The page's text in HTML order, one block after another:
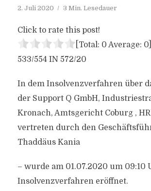
2. Juli 2020 3 Min. Lesedauer
Click to rate this post!
[Total: 0 Average: 0]
533/554 IN 572/20
In dem Insolvenzverfahren über
der Support Q GmbH,
Kronach, Amtsgericht Coburg ,
vertreten durch den
Thaddäus Kania
– wurde am 01.07.2020 um 09:10
Insolvenzverfahren eröffnet.